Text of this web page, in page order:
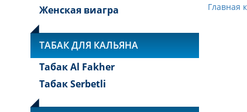
Женская виагра
ТАБАК ДЛЯ КАЛЬЯНА
Табак Al Fakher
Табак Serbetli
Главная